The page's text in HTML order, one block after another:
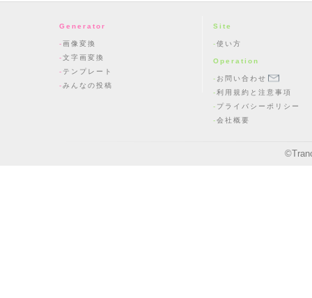
Generator
画像変換
文字画変換
テンプレート
みんなの投稿
Site
使い方
Operation
お問い合わせ
利用規約と注意事項
プライバシーポリシー
会社概要
©